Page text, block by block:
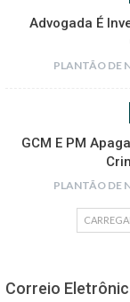
Advogada É
GCM E PM
Correio